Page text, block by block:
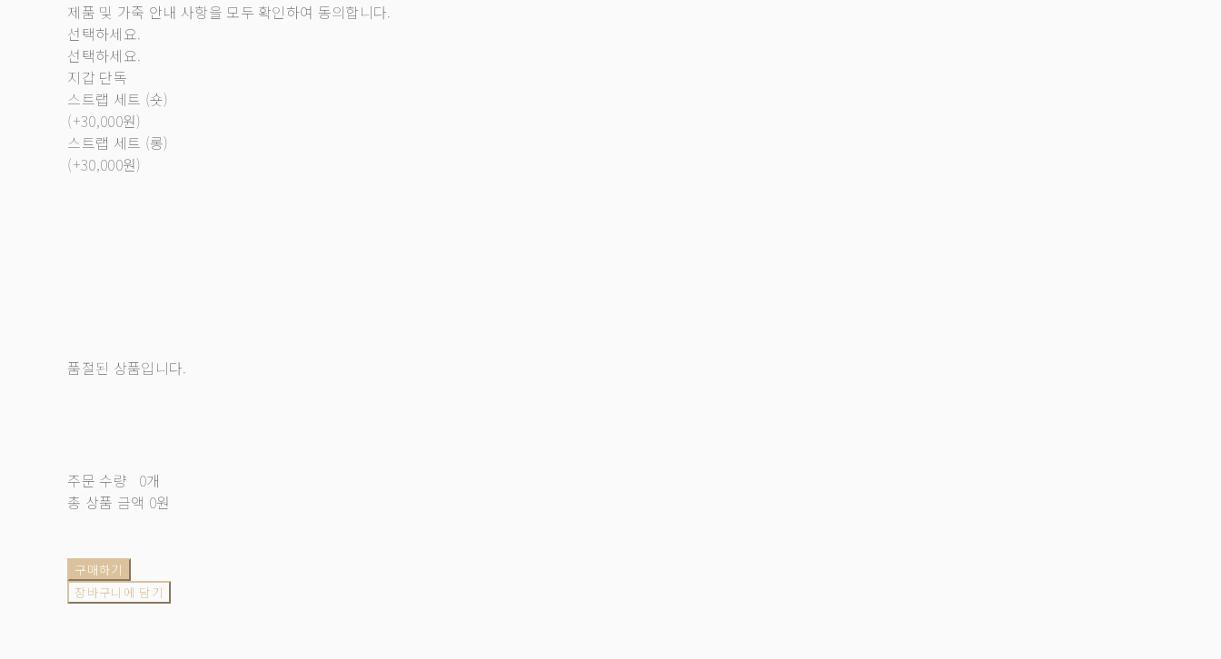
제품 및 가죽 안내 사항을 모두 확인하여 동의합니다.
선택하세요.
선택하세요.
지갑 단독
스트랩 세트 (숏)
(+30,000원)
스트랩 세트 (롱)
(+30,000원)
품절된 상품입니다.
주문 수량
0개
총 상품 금액 0원
구매하기
장바구니에 담기